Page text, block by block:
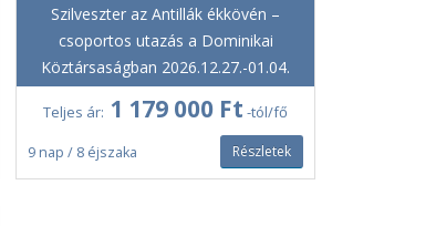
Szilveszter az Antillák ékkövén –
csoportos utazás a Dominikai
Köztársaságban 2026.12.27.-01.04.
Teljes ár: 1 179 000 Ft -tól/fő
9 nap / 8 éjszaka Részletek